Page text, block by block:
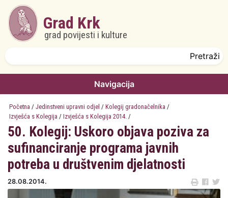
Skoči na glavni sadržaj
Grad Krk
grad povijesti i kulture
Navigacija
Početna / Jedinstveni upravni odjel / Kolegij gradonačelnika /
Izvješća s Kolegija / Izvješća s Kolegija 2014. /
50. Kolegij: Uskoro objava poziva za
sufinanciranje programa javnih
potreba u društvenim djelatnosti
28.08.2014.